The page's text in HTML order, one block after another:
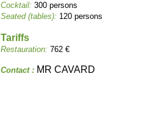
Cocktail: 300 persons
Seated (tables): 120 persons
Tariffs
Restauration: 762 €
Contact : MR CAVARD